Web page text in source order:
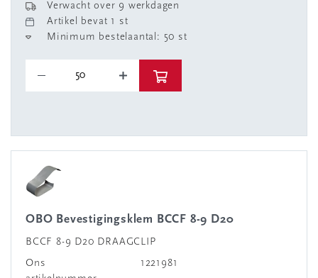
Verwacht over 9 werkdagen
Artikel bevat 1 st
Minimum bestelaantal: 50 st
OBO Bevestigingsklem BCCF 8-9 D20
BCCF 8-9 D20 DRAAGCLIP
Ons
1221981